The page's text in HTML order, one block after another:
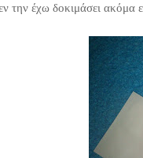
την έχω δοκιμάσει ακόμα